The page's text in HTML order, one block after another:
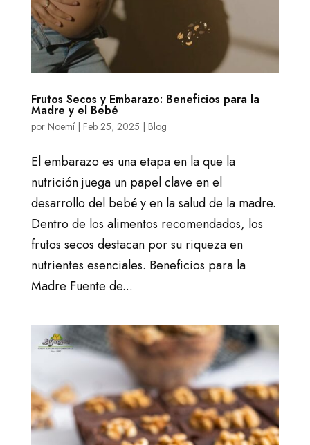
Frutos Secos y Embarazo: Beneficios para la
Madre y el Bebé
por Noemí| Feb 25, 2025 Blog
El embarazo es una etapa en la que la
nutrición juega un papel clave en el
desarrollo del bebé y en la salud de la madre.
Dentro de los alimentos recomendados, los
frutos secos destacan por su riqueza en
nutrientes esenciales. Beneficios para la
Madre Fuente de...